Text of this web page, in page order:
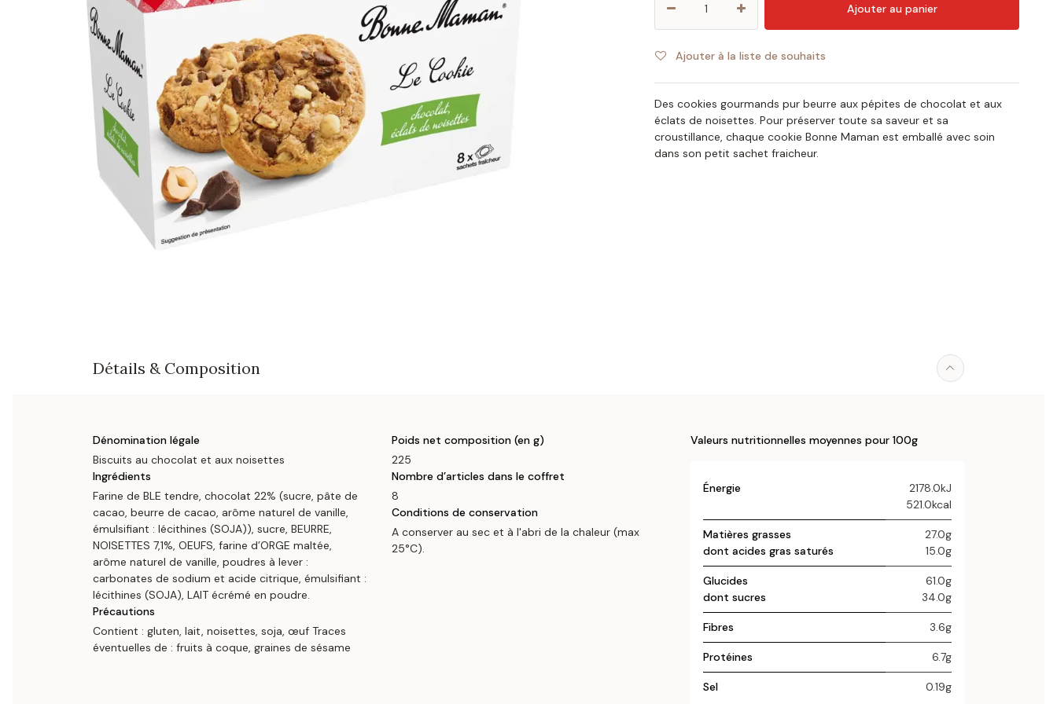
Ajouter au panier
Ajouter à la liste de souhaits
Des cookies gourmands pur beurre aux pépites de chocolat et aux
éclats de noisettes. Pour préserver toute sa saveur et sa
croustillance, chaque cookie Bonne Maman est emballé avec soin
dans son petit sachet fraicheur.
Détails & Composition
Dénomination légale
Biscuits au chocolat et aux noisettes
Ingrédients
Farine de BLE tendre, chocolat 22% (sucre, pâte de
cacao, beurre de cacao, arôme naturel de vanille,
émulsifiant : lécithines (SOJA)), sucre, BEURRE,
NOISETTES 7,1%, OEUFS, farine d’ORGE maltée,
arôme naturel de vanille, poudres à lever :
carbonates de sodium et acide citrique, émulsifiant :
lécithines (SOJA), LAIT écrémé en poudre.
Précautions
Contient : gluten, lait, noisettes, soja, œuf Traces
éventuelles de : fruits à coque, graines de sésame
Poids net composition (en g)
225
Nombre d’articles dans le coffret
8
Conditions de conservation
A conserver au sec et à l'abri de la chaleur (max
25°C).
Valeurs nutritionnelles moyennes pour 100g
Énergie
2178.0kJ
521.0kcal
Matières grasses
27.0g
dont acides gras saturés
15.0g
Glucides
61.0g
dont sucres
34.0g
Fibres 3.6g
Protéines 6.7g
Sel 0.19g